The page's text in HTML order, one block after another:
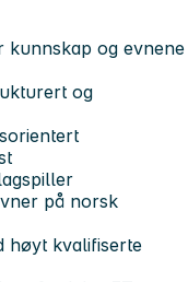
kunnskap og evnene
og
på norsk
høyt kvalifiserte